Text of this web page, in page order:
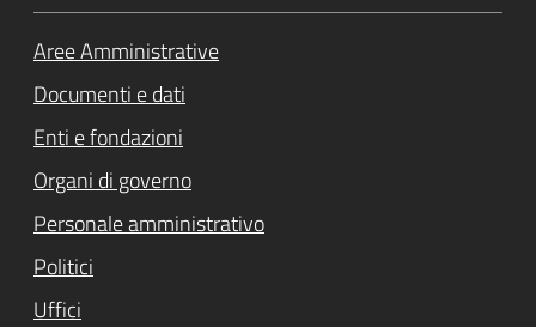
Aree Amministrative
Documenti e dati
Enti e fondazioni
Organi di governo
Personale amministrativo
Politici
Uffici